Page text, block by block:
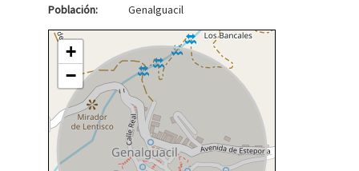
Población:
Genalguacil
+
−